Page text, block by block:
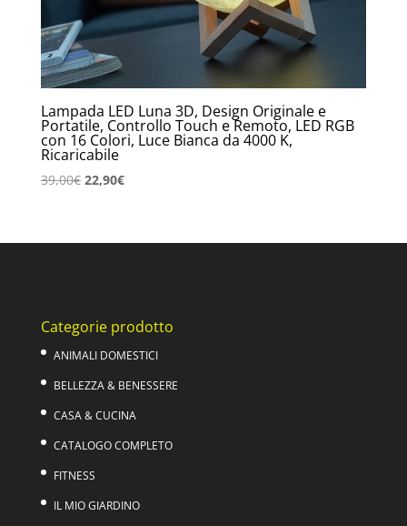
Lampada LED Luna 3D, Design Originale e
Portatile, Controllo Touch e Remoto, LED RGB
con 16 Colori, Luce Bianca da 4000 K,
Ricaricabile
39,00€ Il
era:
22,90€Il
è:
Categorie prodotto
ANIMALI DOMESTICI
BELLEZZA & BENESSERE
CASA & CUCINA
CATALOGO COMPLETO
FITNESS
IL MIO GIARDINO